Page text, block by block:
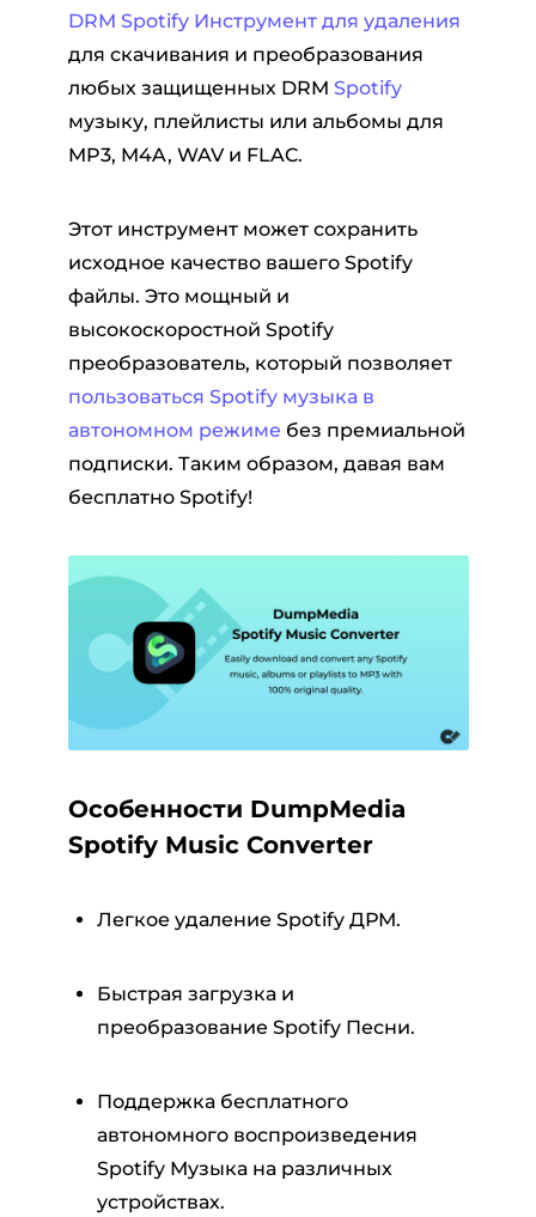
DRM Spotify Инструмент для удаления
для скачивания и преобразования
любых защищенных DRM Spotify
музыку, плейлисты или альбомы для
MP3, M4A, WAV и FLAC.
Этот инструмент может сохранить
исходное качество вашего Spotify
файлы. Это мощный и
высокоскоростной Spotify
преобразователь, который позволяет
пользоваться Spotify музыка в
автономном режиме без премиальной
подписки. Таким образом, давая вам
бесплатно Spotify!
Особенности DumpMedia
Spotify Music Converter
Легкое удаление Spotify ДРМ.
Быстрая загрузка и
преобразование Spotify Песни.
Поддержка бесплатного
автономного воспроизведения
Spotify Музыка на различных
устройствах.